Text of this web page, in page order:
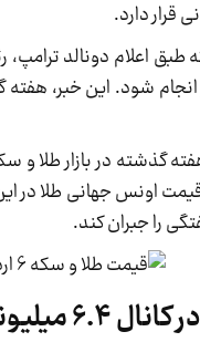
طبق اعلام دونالد
گذشته در بازار طلا و
را جبران کند.